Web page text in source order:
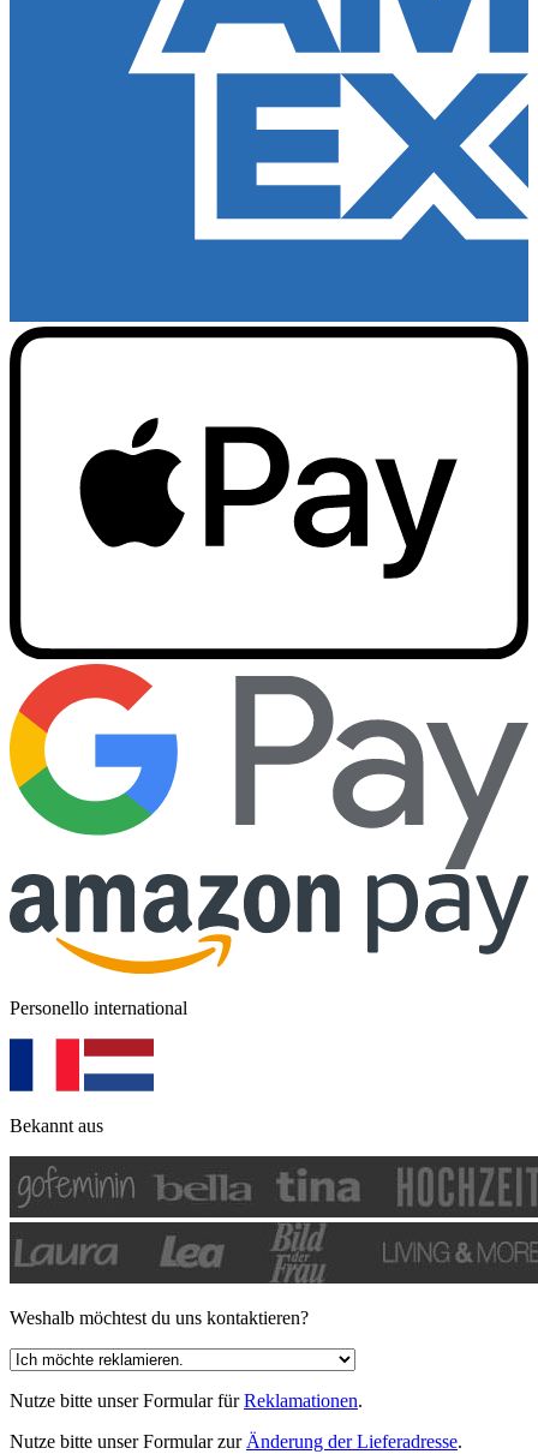
Personello international
Bekannt aus
Weshalb möchtest du uns kontaktieren?
Nutze bitte unser Formular fürReklamationen.
Nutze bitte unser Formular zur Änderung der Lieferadresse.